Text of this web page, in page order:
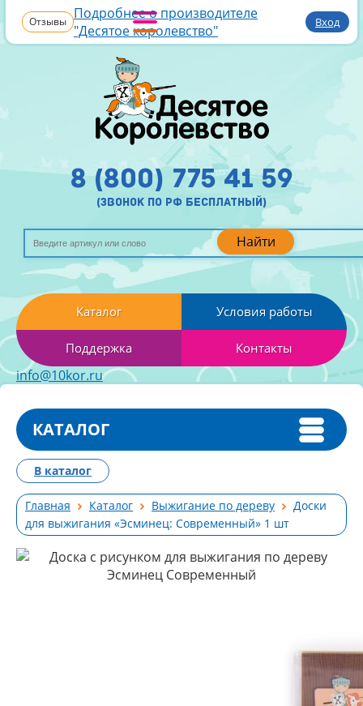
Отзывы Подробнее о производителе
"Десятое королевство"
Вход
Найти
8 (800) 775 41 59
(звонок по рф бесплатный)
Каталог Условия работы
Поддержка Контакты
info@10kor.ru
КАТАЛОГ
Главная Каталог Выжигание по дереву
Доски
для выжигания «Эсминец: Современный» 1 шт
В каталог